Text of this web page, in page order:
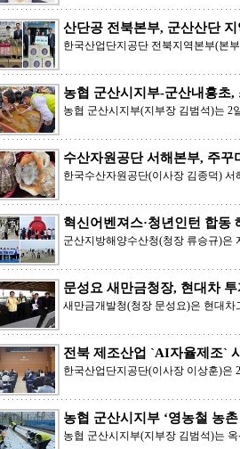
산단공 전북본부, 군산산단
한국산업단지공단 전북지역본부(본
농협 군산시지부-군산내흥초,
농협 군산시지부(지부장 김범석)는 2
수산자원공단 서해본부, 주꾸
한국수산자원공단(이사장 김종덕)
혁신어벤져스·청년인턴 합동
군산지방해양수산청(청장 류승규)은
문성요 새만금청장, 현대차
새만금개발청(청장 문성요)은 현대
전북 제조산업 `AI자율제조`
한국산업단지공단(이사장 이상훈)은
농협 군산시지부 ‘영농철 농
농협 군산시지부(지부장 김범석)는